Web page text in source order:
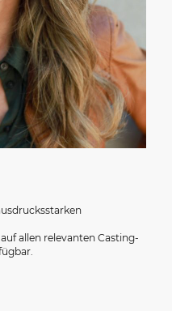
allen relevanten Casting-